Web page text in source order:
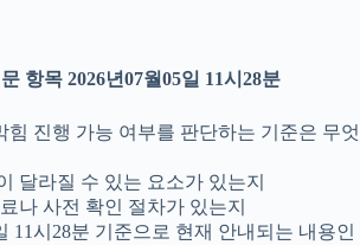
항목 2026년07월05일 11시28분
힘 진행 가능 여부를 판단하는 기준은 무엇
달라질 수 있는 요소가 있는지
나 사전 확인 절차가 있는지
11시28분 기준으로 현재 안내되는 내용인